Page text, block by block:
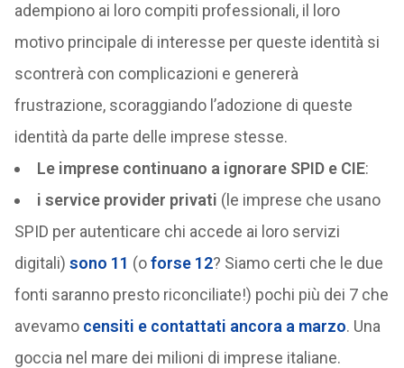
adempiono ai loro compiti professionali, il loro
motivo principale di interesse per queste identità si
scontrerà con complicazioni e genererà
frustrazione, scoraggiando l’adozione di queste
identità da parte delle imprese stesse.
Le imprese continuano a ignorare SPID e CIE:
i service provider privati (le imprese che usano
SPID per autenticare chi accede ai loro servizi
digitali) sono 11 (oforse 12? Siamo certi che le due
fonti saranno presto riconciliate!) pochi più dei 7 che
avevamo censiti e contattati ancora a marzo. Una
goccia nel mare dei milioni di imprese italiane.